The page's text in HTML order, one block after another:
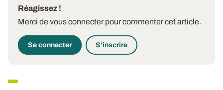
Réagissez !
Merci de vous connecter pour commenter cet article.
Se connecter S'inscrire